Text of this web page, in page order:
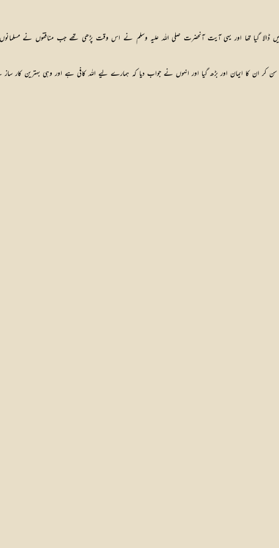
ڈالا گیا تھا اور یہی آیت آنحضرت صلی اللہ علیہ وسلم نے اس وقت پڑھی تھے جب منافقوں نے
ان کا ایمان اور بڑھ گیا اور انہوں نے جواب دیا کہ ہمارے لیے اللہ کافی ہے اور وہی بہترین کار ساز